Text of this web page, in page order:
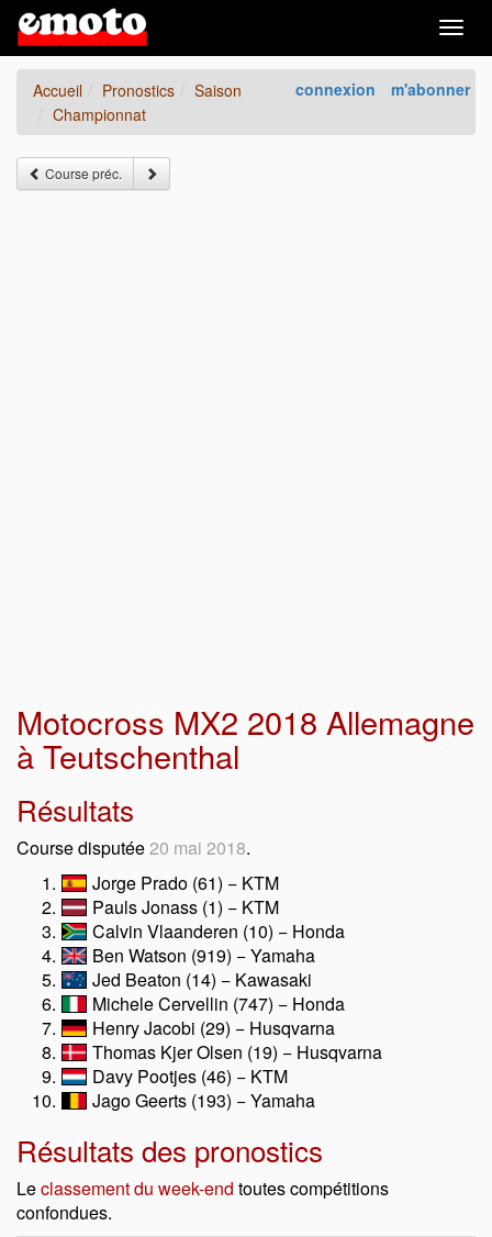
connexion m'abonner
Accueil Pronostics
Saison
Championnat
Course préc.
Motocross MX2 2018 Allemagne
à Teutschenthal
Résultats
Course disputée20 mai 2018.
Jorge Prado (61) − KTM
Pauls Jonass (1) − KTM
Calvin Vlaanderen (10) − Honda
Ben Watson (919) − Yamaha
Jed Beaton (14) − Kawasaki
Michele Cervellin (747) − Honda
Henry Jacobi (29) − Husqvarna
Thomas Kjer Olsen (19) − Husqvarna
Davy Pootjes (46) − KTM
Jago Geerts (193) − Yamaha
Résultats des pronostics
Leclassement du week-end toutes compétitions
confondues.